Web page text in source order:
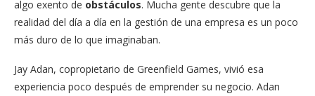
algo exento de obstáculos. Mucha gente descubre que la
realidad del día a día en la gestión de una empresa es un poco
más duro de lo que imaginaban.
Jay Adan, copropietario de Greenfield Games, vivió esa
experiencia poco después de emprender su negocio. Adan